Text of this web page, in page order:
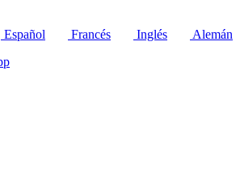
Español Francés Inglés
Alemán